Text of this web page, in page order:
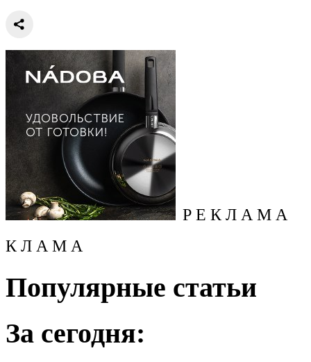
Р Е К Л А М А
К Л А М А
Популярные статьи
За сегодня: